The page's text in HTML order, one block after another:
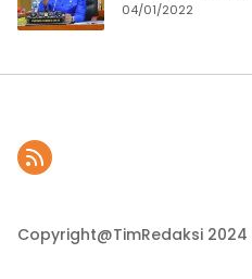
04/01/2022
Copyright@TimRedaksi 2024